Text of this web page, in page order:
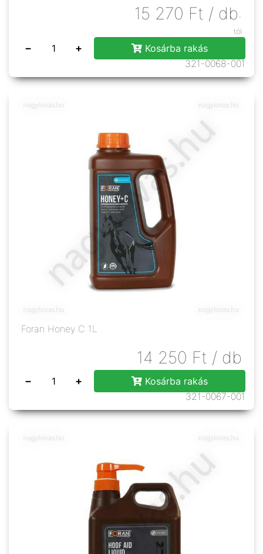
15 270 Ft / db -
tól
− +
Kosárba rakás
321-0068-001
Foran Honey C 1L
14 250 Ft / db
− +
Kosárba rakás
321-0067-001